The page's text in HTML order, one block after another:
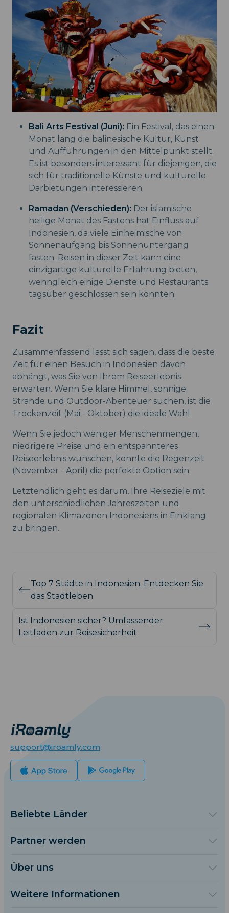
Bali Arts Festival (Juni): Ein Festival, das einen
Monat lang die balinesische Kultur, Kunst
und Aufführungen in den Mittelpunkt stellt.
Es ist besonders interessant für diejenigen, die
sich für traditionelle Künste und kulturelle
Darbietungen interessieren.
Ramadan (Verschieden): Der islamische
heilige Monat des Fastens hat Einfluss auf
Indonesien, da viele Einheimische von
Sonnenaufgang bis Sonnenuntergang
fasten. Reisen in dieser Zeit kann eine
einzigartige kulturelle Erfahrung bieten,
wenngleich einige Dienste und Restaurants
tagsüber geschlossen sein könnten.
Fazit
Zusammenfassend lässt sich sagen, dass die beste
Zeit für einen Besuch in Indonesien davon
abhängt, was Sie von Ihrem Reiseerlebnis
erwarten. Wenn Sie klare Himmel, sonnige
Strände und Outdoor-Abenteuer suchen, ist die
Trockenzeit (Mai - Oktober) die ideale Wahl.
Wenn Sie jedoch weniger Menschenmengen,
niedrigere Preise und ein entspannteres
Reiseerlebnis wünschen, könnte die Regenzeit
(November - April) die perfekte Option sein.
Letztendlich geht es darum, Ihre Reiseziele mit
den unterschiedlichen Jahreszeiten und
regionalen Klimazonen Indonesiens in Einklang
zu bringen.
Top 7 Städte in Indonesien: Entdecken Sie
das Stadtleben
Ist Indonesien sicher? Umfassender
Leitfaden zur Reisesicherheit
support@iroamly.com
Beliebte Länder
Vereinigtes Königreich
Thailand
Italien
Partner werden
Empfehlen & Verdienen
Über uns
Kontaktiere uns
Weitere Informationen